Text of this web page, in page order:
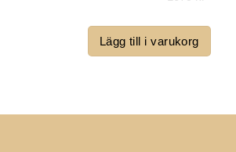
Lägg till i varukorg